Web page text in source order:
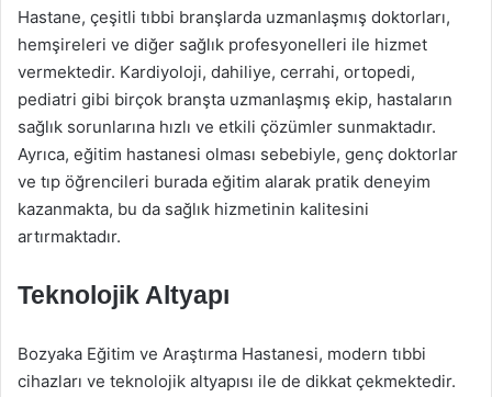
Hastane, çeşitli tıbbi branşlarda uzmanlaşmış doktorları,
hemşireleri ve diğer sağlık profesyonelleri ile hizmet
vermektedir. Kardiyoloji, dahiliye, cerrahi, ortopedi,
pediatri gibi birçok branşta uzmanlaşmış ekip, hastaların
sağlık sorunlarına hızlı ve etkili çözümler sunmaktadır.
Ayrıca, eğitim hastanesi olması sebebiyle, genç doktorlar
ve tıp öğrencileri burada eğitim alarak pratik deneyim
kazanmakta, bu da sağlık hizmetinin kalitesini
artırmaktadır.
Teknolojik Altyapı
Bozyaka Eğitim ve Araştırma Hastanesi, modern tıbbi
cihazları ve teknolojik altyapısı ile de dikkat çekmektedir.